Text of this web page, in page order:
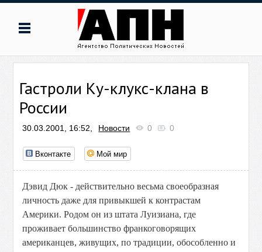
Гастроли Ку-клукс-клана в
России
30.03.2001, 16:52, Новости 0 0
Вконтакте Мой мир
Дэвид Дюк - действительно весьма своеобразная
личность даже для привыкшей к контрастам
Америки. Родом он из штата Луизиана, где
проживает большинство франкоговорящих
американцев, живущих, по традиции, обособленно и